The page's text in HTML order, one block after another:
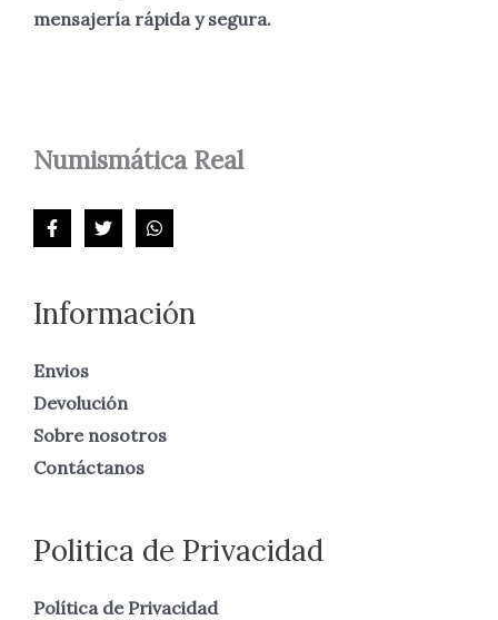
mensajería rápida y segura.
NumismáticaReal
Información
Envios
Devolución
Sobre nosotros
Contáctanos
Politica de Privacidad
Política de Privacidad